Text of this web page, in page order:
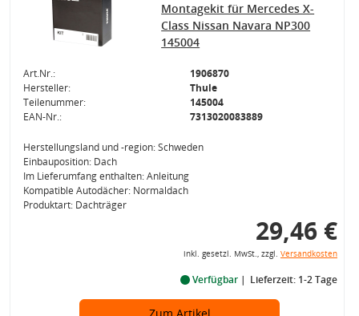
Montagekit für Mercedes X-
Class Nissan Navara NP300
145004
Art.Nr.:
1906870
Hersteller:
Thule
Teilenummer:
145004
EAN-Nr.:
7313020083889
Herstellungsland und -region: Schweden
Einbauposition: Dach
Im Lieferumfang enthalten: Anleitung
Kompatible Autodächer: Normaldach
Produktart: Dachträger
29,46 €
inkl. gesetzl. MwSt., zzgl. Versandkosten
Verfügbar Lieferzeit: 1-2 Tage